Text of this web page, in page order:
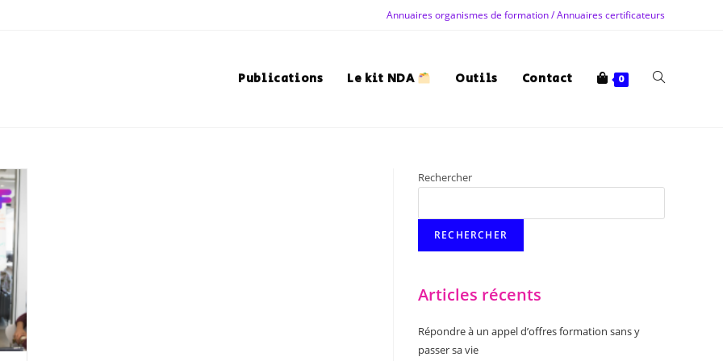
Annuaires organismes de formation / Annuaires certificateurs
Publications Le kit NDA Outils Contact 0
Rechercher
RECHERCHER
Articles récents
Répondre à un appel d’offres formation sans y
passer sa vie